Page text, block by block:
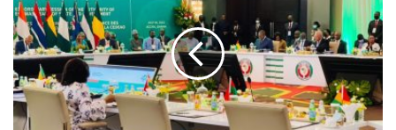
à
Accra
:
Levée
des
sanctions